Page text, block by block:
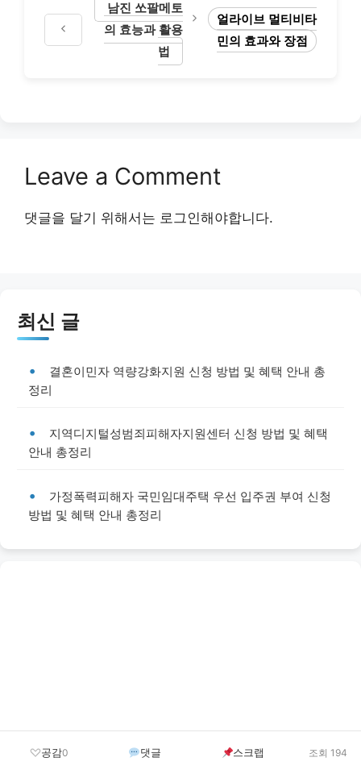
남진 쏘팔메토
의 효능과 활용
법
얼라이브 멀티비타
민의 효과와 장점
Leave a Comment
댓글을 달기 위해서는 로그인해야합니다.
최신 글
결혼이민자 역량강화지원 신청 방법 및 혜택 안내 총
정리
지역디지털성범죄피해자지원센터 신청 방법 및 혜택
안내 총정리
가정폭력피해자 국민임대주택 우선 입주권 부여 신청
방법 및 혜택 안내 총정리
공감0 댓글 스크랩 조회 194